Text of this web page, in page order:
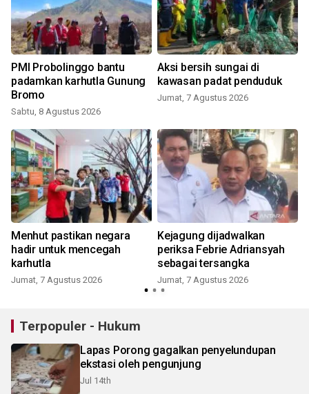
PMI Probolinggo bantu
padamkan karhutla Gunung
Bromo
Sabtu, 8 Agustus 2026
Aksi bersih sungai di
kawasan padat penduduk
Jumat, 7 Agustus 2026
Menhut pastikan negara
hadir untuk mencegah
karhutla
Jumat, 7 Agustus 2026
Kejagung dijadwalkan
periksa Febrie Adriansyah
sebagai tersangka
Jumat, 7 Agustus 2026
Terpopuler - Hukum
Lapas Porong gagalkan penyelundupan
ekstasi oleh pengunjung
Jul 14th